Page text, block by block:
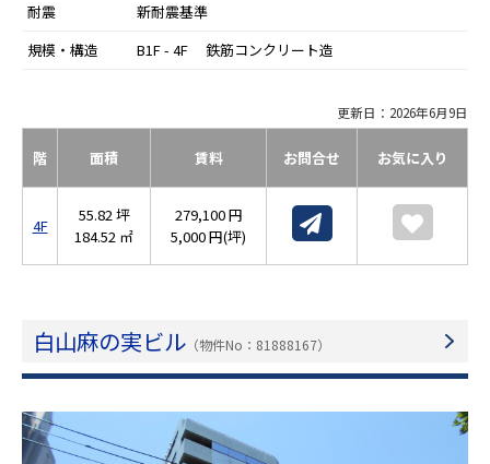
耐震
新耐震基準
規模・構造
B1F - 4F 鉄筋コンクリート造
更新日：2026年6月9日
階 面積 賃料 お問合せ お気に入り
4F
55.82 坪
184.52 ㎡
279,100 円
5,000 円(坪)
白山麻の実ビル （物件No：81888167）